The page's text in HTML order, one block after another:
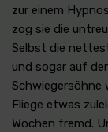
zur einem
zog sie die
Selbst die
und sogar auf
Schwiegersöhne
Fliege etwas
Wochen fremd.